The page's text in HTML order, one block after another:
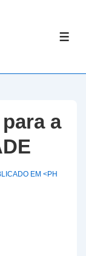
a
EM <PH